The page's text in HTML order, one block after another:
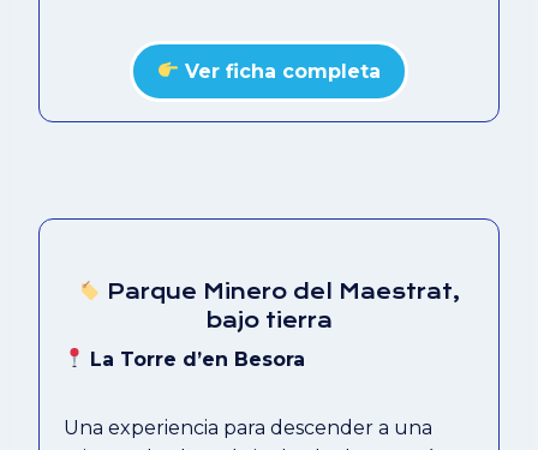
Ver ficha completa
Parque Minero del Maestrat,
bajo tierra
La Torre d’en Besora
Una experiencia para descender a una